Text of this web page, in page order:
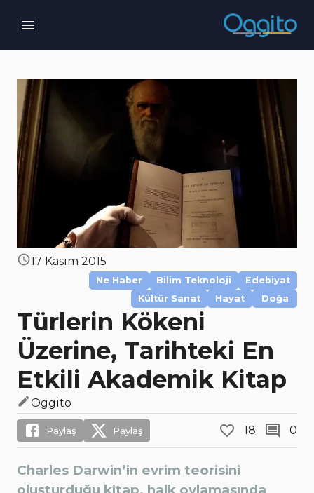
17 Kasım 2015
Ne Haber Bilim Teknoloji
Edebiyat
Kültür Sanat
Hayat Doğa
Türlerin Kökeni
Üzerine, Tarihteki En
Etkili Akademik Kitap
Oggito
Paylaş Paylaş 18 0
Charles Darwin’in evrim teorisini